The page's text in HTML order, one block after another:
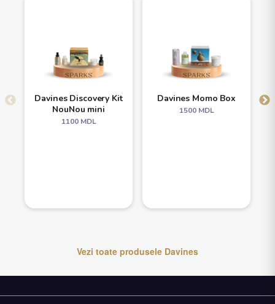
Davines Discovery Kit
NouNou mini
1100MDL
Davines Momo Box
1500MDL
Vezi toate produsele Davines